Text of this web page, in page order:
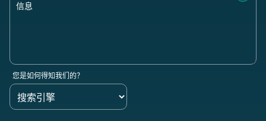
信息
您是如何得知我们的？